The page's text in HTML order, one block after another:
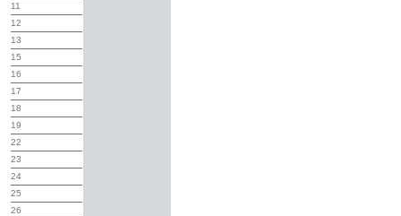
11
12
13
15
16
17
18
19
22
23
24
25
26